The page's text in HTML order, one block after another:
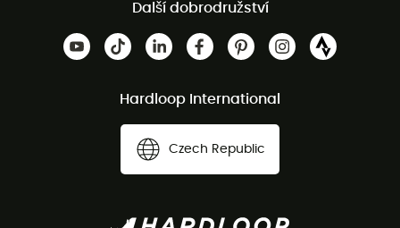
Další dobrodružství
Hardloop International
Czech Republic